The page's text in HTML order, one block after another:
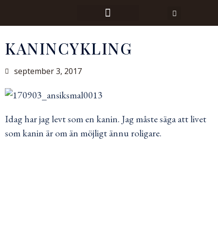
KANINCYKLING
september 3, 2017
Idag har jag levt som en kanin. Jag måste säga att livet
som kanin är om än möjligt ännu roligare.